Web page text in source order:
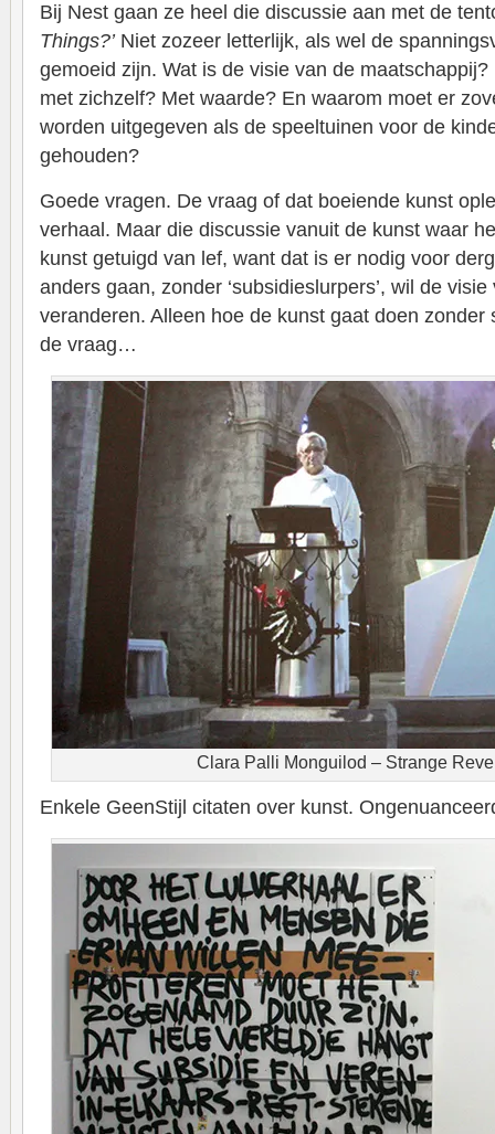
Bij Nest gaan ze heel die discussie aan met de
Things?’ Niet zozeer letterlijk, als wel de
gemoeid zijn. Wat is de visie van de
met zichzelf? Met waarde? En waarom moet er
worden uitgegeven als de speeltuinen voor de
gehouden?
Goede vragen. De vraag of dat boeiende kunst
verhaal. Maar die discussie vanuit de kunst waar
kunst getuigd van lef, want dat is er nodig voor
anders gaan, zonder ‘subsidieslurpers’, wil de
veranderen. Alleen hoe de kunst gaat doen zonder
de vraag…
Clara Palli Monguilod – Strange
Enkele GeenStijl citaten over kunst.